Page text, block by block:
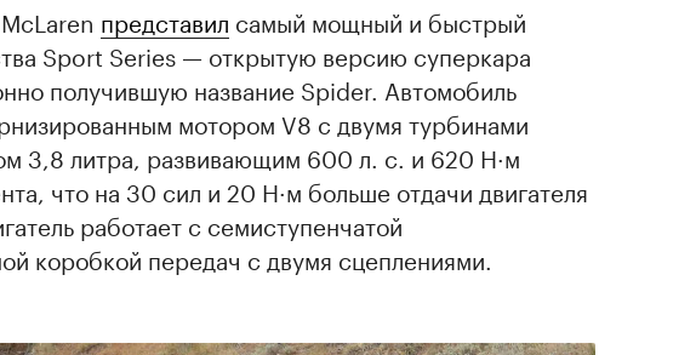
представил самый мощный и быстрый
Sport Series — открытую версию суперкара
получившую название Spider. Автомобиль
мотором V8 с двумя турбинами
3,8 литра, развивающим 600 л. с. и 620 Н·м
что на 30 сил и 20 Н·м больше отдачи двигателя
работает с семиступенчатой
коробкой передач с двумя сцеплениями.